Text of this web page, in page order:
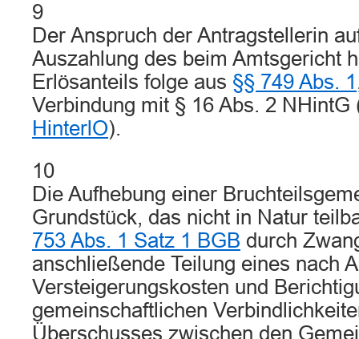
9
Der Anspruch der Antragstellerin
Auszahlung des beim Amtsgericht
Erlösanteils folge aus §§ 749 Abs. 1
Verbindung mit § 16 Abs. 2
HinterlO).
10
Die Aufhebung einer
Grundstück, das nicht in Natur
753 Abs. 1 Satz 1 BGB durch
anschließende Teilung eines nach
Versteigerungskosten und
gemeinschaftlichen
Überschusses zwischen den